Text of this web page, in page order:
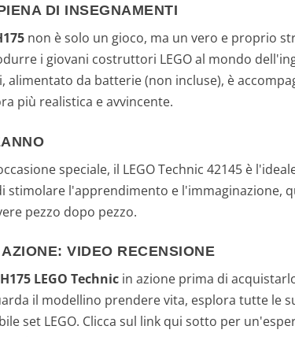
DI INSEGNAMENTI
non è solo un gioco, ma un vero e proprio
i giovani costruttori LEGO al mondo
da batterie (non incluse), è
più realistica e avvincente.
speciale, il LEGO Technic 42145 è
stimolare l'apprendimento e l'immaginazione,
pezzo dopo pezzo.
VIDEO RECENSIONE
LEGO Technic in azione prima di
il modellino prendere vita, esplora tutte le
set LEGO. Clicca sul link qui sotto per